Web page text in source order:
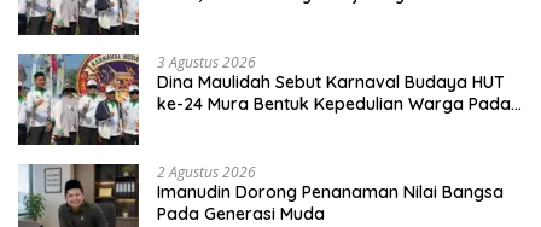
3 Agustus 2026
Dina Maulidah Sebut Karnaval Budaya HUT
ke-24 Mura Bentuk Kepedulian Warga Pada
2 Agustus 2026
Imanudin Dorong Penanaman Nilai Bangsa
Pada Generasi Muda